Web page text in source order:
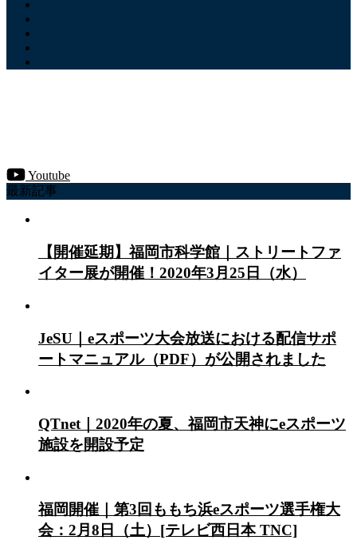
Youtube
最新記事
【開催延期】福岡市科学館｜ストリートファ
イター展が開催！2020年3月25日（水）
JeSU｜eスポーツ大会放送における配信サポ
ートマニュアル（PDF）が公開されました
QTnet｜2020年の夏、福岡市天神にeスポーツ
施設を開設予定
福岡開催｜第3回ももち浜eスポーツ選手権大
会：2月8日（土）[テレビ西日本 TNC]